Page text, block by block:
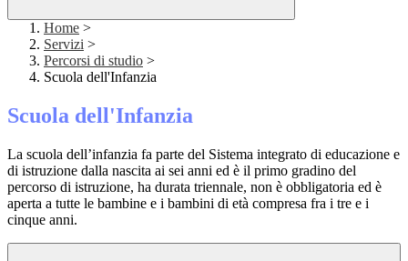
Home >
Servizi >
Percorsi di studio >
Scuola dell'Infanzia
Scuola dell'Infanzia
La scuola dell’infanzia fa parte del Sistema integrato di educazione e
di istruzione dalla nascita ai sei anni ed è il primo gradino del
percorso di istruzione, ha durata triennale, non è obbligatoria ed è
aperta a tutte le bambine e i bambini di età compresa fra i tre e i
cinque anni.